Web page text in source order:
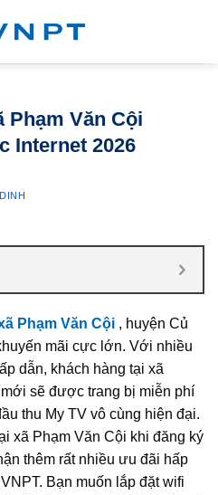
Phạm Văn Cội
Internet 2026
Phạm Văn Cội , huyện Củ
mãi cực lớn. Với nhiều
dẫn, khách hàng tại xã
sẽ được trang bị miễn phí
thu My TV vô cùng hiện đại.
xã Phạm Văn Cội khi đăng ký
thêm rất nhiều ưu đãi hấp
Bạn muốn lắp đặt wifi